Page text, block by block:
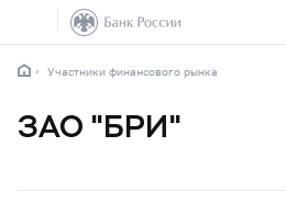
Участники финансового рынка
ЗАО "БРИ"